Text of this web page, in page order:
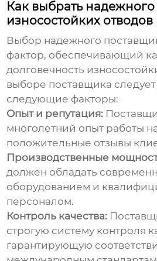
Как выбрать
износостойких отводов
Выбор надежного
фактор, обеспечивающий
долговечность
выборе поставщика следует
следующие факторы:
Опыт и репутация:
многолетний опыт работы
положительные отзывы
Производственные
должен обладать
оборудованием и
персоналом.
Контроль качества:
строгую систему контроля
гарантирующую